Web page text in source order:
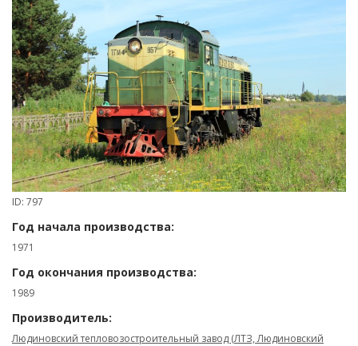
ID: 797
Год начала производства:
1971
Год окончания производства:
1989
Производитель:
Людиновский тепловозостроительный завод (ЛТЗ, Людиновский